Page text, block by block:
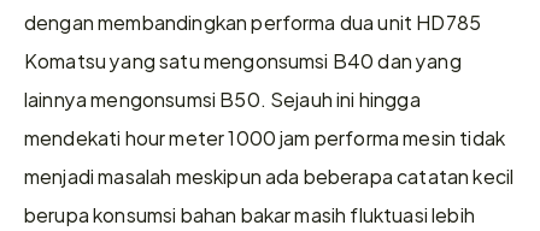
dengan membandingkan performa dua unit HD785
Komatsu yang satu mengonsumsi B40 dan yang
lainnya mengonsumsi B50. Sejauh ini hingga
mendekati hour meter 1000 jam performa mesin tidak
menjadi masalah meskipun ada beberapa catatan kecil
berupa konsumsi bahan bakar masih fluktuasi lebih